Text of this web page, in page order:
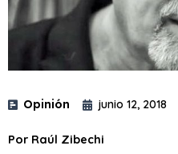
Opinión junio 12, 2018
Por Raúl Zibechi